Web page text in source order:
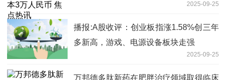
2025-09-25
播报:A股收评：创业板指涨1.58%创三年
多新高，游戏、电源设备板块走强
2025-09-25
万邦德多肽新药在肥胖治疗领域取得临床